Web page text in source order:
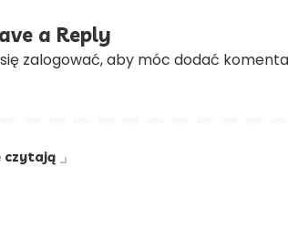
a Reply
zalogować, aby móc dodać
czytają